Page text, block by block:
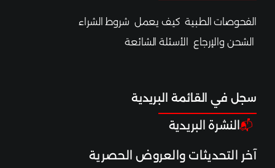
علم الوراثة والأورام
الفحوصات الطبية كيف يعمل شروط الشراء
الشحن والإرجاع
الأسئلة الشائعة
سجل في القائمة البريدية
📬النشرة البريدية
آخر التحديثات والعروض الحصرية